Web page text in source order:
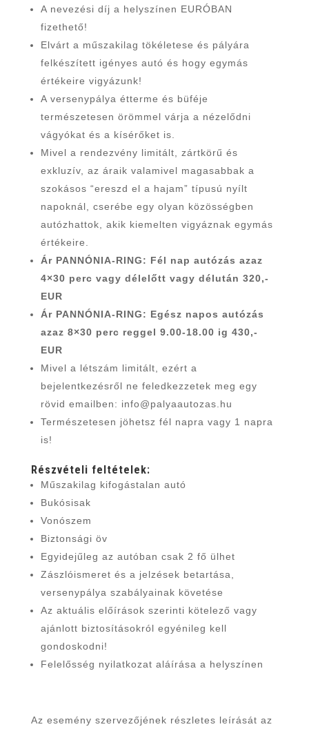
A nevezési díj a helyszínen EURÓBAN
fizethető!
Elvárt a műszakilag tökéletese és pályára
felkészített igényes autó és hogy egymás
értékeire vigyázunk!
A versenypálya étterme és büféje
természetesen örömmel várja a nézelődni
vágyókat és a kísérőket is.
Mivel a rendezvény limitált, zártkörű és
exkluzív, az áraik valamivel magasabbak a
szokásos “ereszd el a hajam” típusú nyílt
napoknál, cserébe egy olyan közösségben
autózhattok, akik kiemelten vigyáznak egymás
értékeire.
Ár PANNÓNIA-RING: Fél nap autózás azaz
4×30 perc vagy délelőtt vagy délután 320,-
EUR
Ár PANNÓNIA-RING: Egész napos autózás
azaz 8×30 perc reggel 9.00-18.00 ig 430,-
EUR
Mivel a létszám limitált, ezért a
bejelentkezésről ne feledkezzetek meg egy
rövid emailben: info@palyaautozas.hu
Természetesen jöhetsz fél napra vagy 1 napra
is!
Részvételi feltételek:
Műszakilag kifogástalan autó
Bukósisak
Vonószem
Biztonsági öv
Egyidejűleg az autóban csak 2 fő ülhet
Zászlóismeret és a jelzések betartása,
versenypálya szabályainak követése
Az aktuális előírások szerinti kötelező vagy
ajánlott biztosításokról egyénileg kell
gondoskodni!
Felelősség nyilatkozat aláírása a helyszínen
Az esemény szervezőjének részletes leírását az